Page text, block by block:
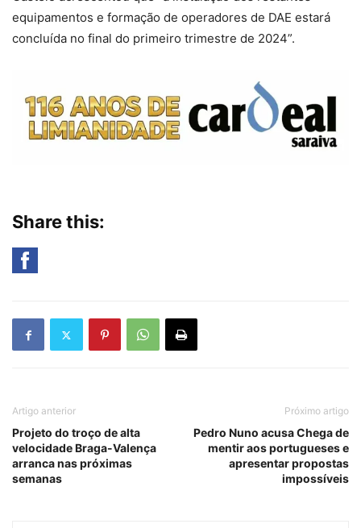
equipamentos e formação de operadores de DAE estará
concluída no final do primeiro trimestre de 2024”.
Share this:
Artigo anterior
Projeto do troço de alta
velocidade Braga-Valença
arranca nas próximas
semanas
Próximo artigo
Pedro Nuno acusa Chega de
mentir aos portugueses e
apresentar propostas
impossíveis